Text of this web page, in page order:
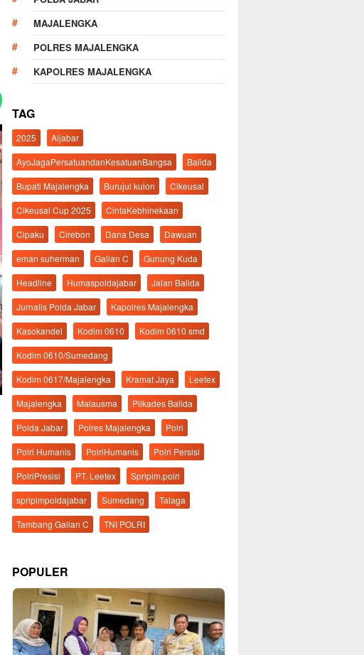
MAJALENGKA
POLRES MAJALENGKA
KAPOLRES MAJALENGKA
TAG
2025
Aljabar
AyoJagaPersatuandanKesatuanBangsa
Balida
Bupati Majalengka
Burujul kulon
Cikeusal
Cikeusal Cup 2025
CintaKebhinekaan
Cipaku
Cirebon Dana Desa
Dawuan
eman suherman
Galian C
Gunung Kuda
Headline
Humaspoldajabar
Jalan Balida
Jurnalis Polda Jabar
Kapolres Majalengka
Kasokandel
Kodim 0610
Kodim 0610 smd
Kodim 0610/Sumedang
Kodim 0617/Majalengka
Kramat Jaya
Leetex
Majalengka
Malausma
Pilkades Balida
Polda Jabar
Polres Majalengka
Polri
Polri Humanis
PolriHumanis
Polri Persisi
PolriPresisi
PT. Leetex
Spripim.polri
spripimpoldajabar
Sumedang
Talaga
Tambang Galian C
TNI POLRI
POPULER